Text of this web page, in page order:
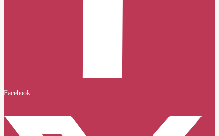
Facebook